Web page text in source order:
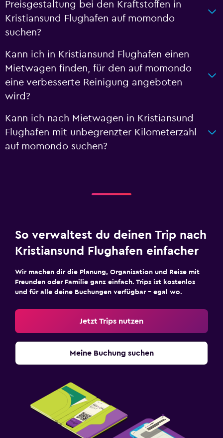
Preisgestaltung bei den Kraftstoffen in
Kristiansund Flughafen auf momondo
suchen?
Kann ich in Kristiansund Flughafen einen
Mietwagen finden, für den auf momondo
eine verbesserte Reinigung angeboten
wird?
Kann ich nach Mietwagen in Kristiansund
Flughafen mit unbegrenzter Kilometerzahl
auf momondo suchen?
So verwaltest du deinen Trip nach
Kristiansund Flughafen einfacher
Wir machen dir die Planung, Organisation und Reise mit
Freunden oder Familie ganz einfach. Trips ist kostenlos
und für alle deine Buchungen verfügbar – egal wo.
Jetzt Trips nutzen
Meine Buchung suchen